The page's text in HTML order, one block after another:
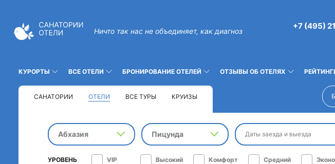
Ничто так нас не объединяет, как диагноз
+7 (495)
КУРОРТЫ ВСЕ ОТЕЛИ БРОНИРОВАНИЕ ОТЕЛЕЙ ОТЗЫВЫ ОБ ОТЕЛЯХ
САНАТОРИИ ОТЕЛИ ВСЕ ТУРЫ КРУИЗЫ
Абхазия Пицунда Даты заезда и выезда
УРОВЕНЬ VIP Высокий Комфорт Средний